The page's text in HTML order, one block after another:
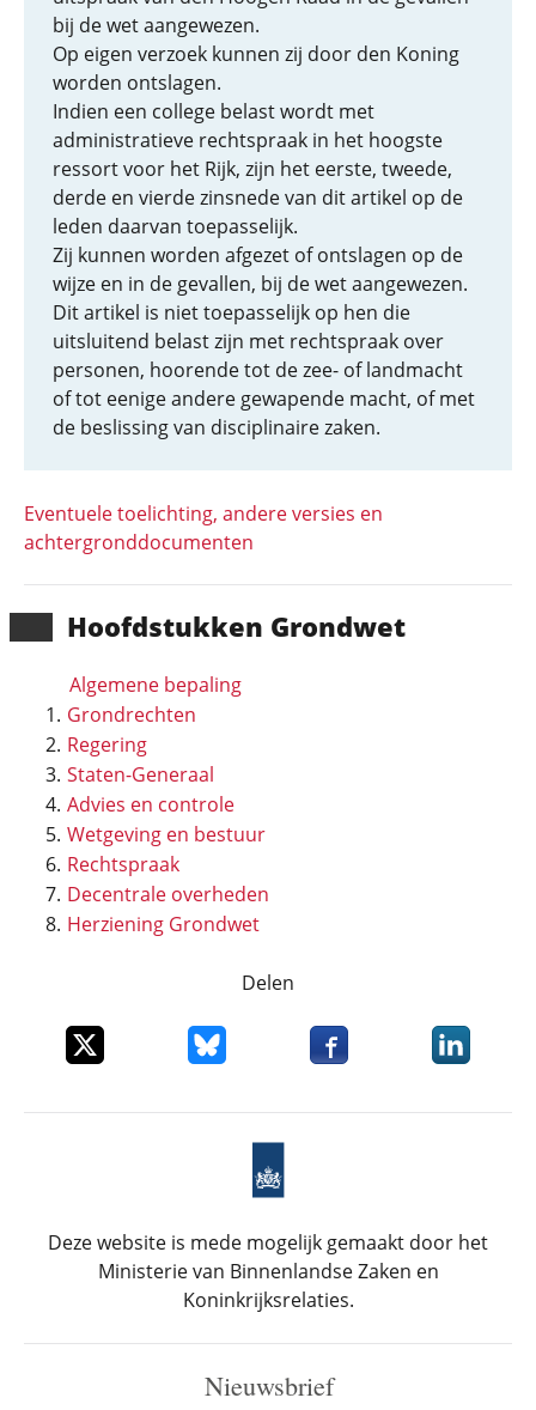
Hoofd­stukken Grondwet
Algemene bepaling
Grondrechten
Regering
Staten-Generaal
Advies en controle
Wetgeving en bestuur
Rechtspraak
Decentrale overheden
Herziening Grondwet
bij de wet aangewezen.
Op eigen verzoek kunnen zij door den Koning
worden ontslagen.
Indien een college belast wordt met
administratieve rechtspraak in het hoogste
ressort voor het Rijk, zijn het eerste, tweede,
derde en vierde zinsnede van dit artikel op de
leden daarvan toepasselijk.
Zij kunnen worden afgezet of ontslagen op de
wijze en in de gevallen, bij de wet aangewezen.
Dit artikel is niet toepasselijk op hen die
uitsluitend belast zijn met rechtspraak over
personen, hoorende tot de zee- of landmacht
of tot eenige andere gewapende macht, of met
de beslissing van disciplinaire zaken.
Eventuele toelichting, andere versies en
achtergronddocumenten
Delen
Deel dit item op XDeel dit item op Bluesky
Deel dit item opDeel dit
Deze website is mede mogelijk gemaakt door het
Ministerie van Binnenlandse Zaken en
Koninkrijksrelaties.
Nieuwsbrief